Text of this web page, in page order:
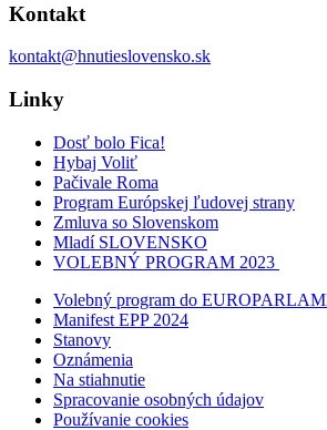
Kontakt
kontakt@hnutieslovensko.sk
Linky
Dosť bolo Fica!
Hybaj Voliť
Pačivale Roma
Program Európskej ľudovej strany
Zmluva so Slovenskom
Mladí SLOVENSKO
VOLEBNÝ PROGRAM 2023
Volebný program do
Manifest EPP 2024
Stanovy
Oznámenia
Na stiahnutie
Spracovanie osobných údajov
Používanie cookies